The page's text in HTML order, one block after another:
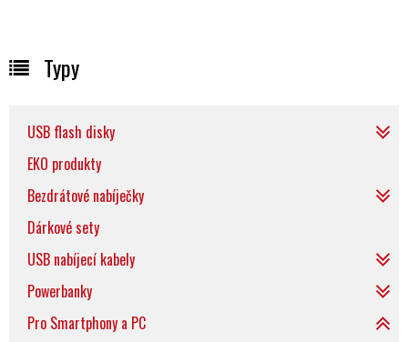
Typy
USB flash disky
EKO produkty
Bezdrátové nabíječky
Dárkové sety
USB nabíjecí kabely
Powerbanky
Pro Smartphony a PC